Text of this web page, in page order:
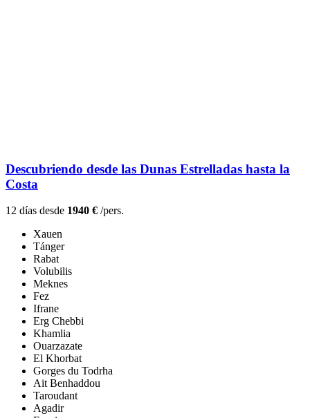
Descubriendo desde las Dunas Estrelladas hasta la
Costa
12 días desde 1940 € /pers.
Xauen
Tánger
Rabat
Volubilis
Meknes
Fez
Ifrane
Erg Chebbi
Khamlia
Ouarzazate
El Khorbat
Gorges du Todrha
Ait Benhaddou
Taroudant
Agadir